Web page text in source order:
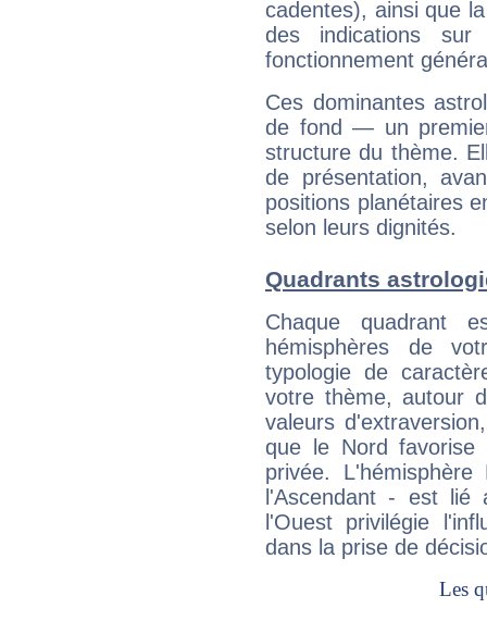
cadentes), ainsi que
des indications sur
fonctionnement
Ces dominantes
de fond — un
structure du thème.
de présentation,
positions planétaires
selon leurs dignités.
Quadrants
Chaque quadrant
hémisphères de
typologie de
votre thème, autour
valeurs
que le Nord favorise
privée.
l'Ascendant - est
l'Ouest privilégie
dans la prise de